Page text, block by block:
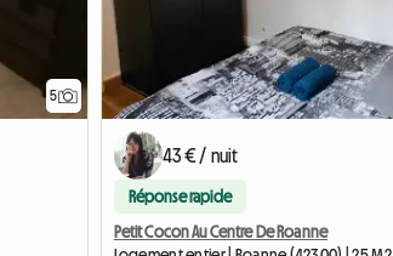
5
43 € / nuit
Réponse rapide
Petit Cocon Au Centre De Roanne